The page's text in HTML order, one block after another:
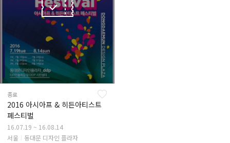
종료
2016 아시아프 & 히든아티스트
페스티벌
16.07.19 ~ 16.08.14
서울
동대문 디자인 플라자